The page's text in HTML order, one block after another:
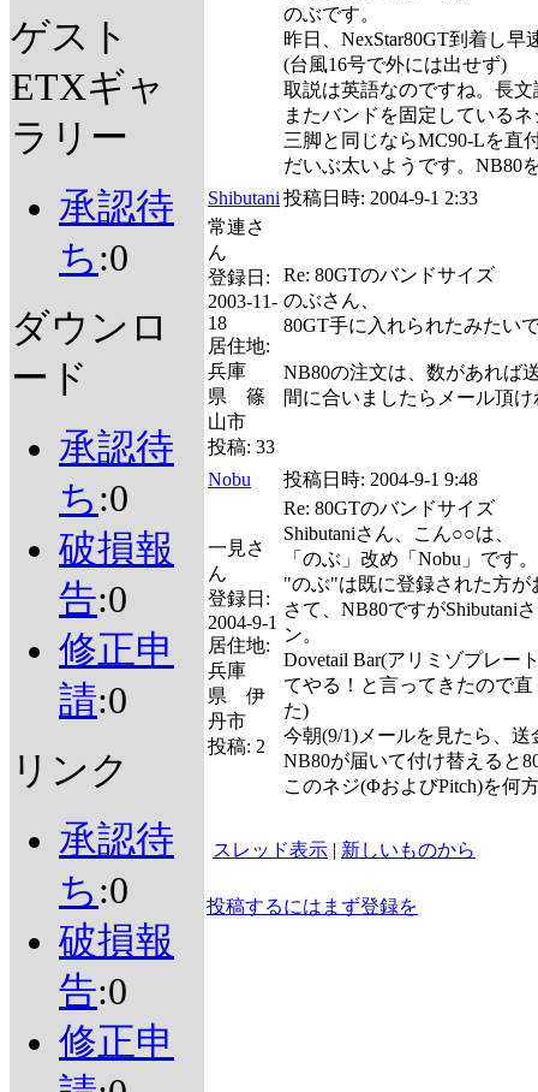
ゲスト
ETXギャ
ラリー
承認待
ち :0
ダウンロ
ード
承認待
ち :0
破損報
告:0
修正申
請:0
リンク
承認待
ち :0
破損報
告:0
修正申
のぶです。
昨日、NexStar80GT到着し
(台風16号で外には出せず)
取説は英語なのですね。長
またバンドを固定している
三脚と同じならMC90-Lを直
だいぶ太いようです。NB80
Shibutani 投稿日時: 2004-9-1 2:33
常連さ
ん
登録日:
2003-11-
18
居住地:
兵庫
県 篠
山市
投稿: 33
Re: 80GTのバンドサイズ
のぶさん、
80GT手に入れられたみたい
NB80の注文は、数があれば
間に合いましたらメール頂
Nobu 投稿日時: 2004-9-1 9:48
一見さ
ん
登録日:
2004-9-1
居住地:
兵庫
県 伊
丹市
投稿: 2
Re: 80GTのバンドサイズ
Shibutaniさん、こん○○は、
「のぶ」改め「Nobu」です。
"のぶ"は既に登録された方
さて、NB80ですがShibutani
ン。
Dovetail Bar(アリミゾプレー
てやる！と言ってきたので
た)
今朝(9/1)メールを見たら、
NB80が届いて付け替えると
このネジ(ΦおよびPitch)を何
スレッド表示 | 新しいものから
投稿するにはまず登録を